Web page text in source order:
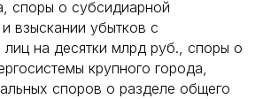
споры о субсидиарной
взыскании убытков с
на десятки млрд руб., споры о
крупного города,
споров о разделе общего